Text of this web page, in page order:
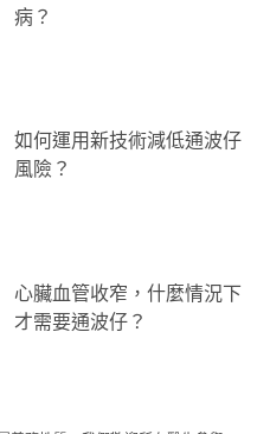
病？
如何運用新技術減低通波仔
風險？
心臟血管收窄，什麼情況下
才需要通波仔？